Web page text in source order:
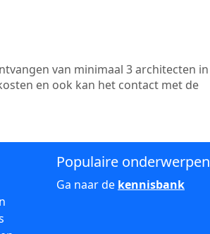
van minimaal 3 architecten in
en ook kan het contact met de
Populaire onderwerpen
Ga naar de kennisbank